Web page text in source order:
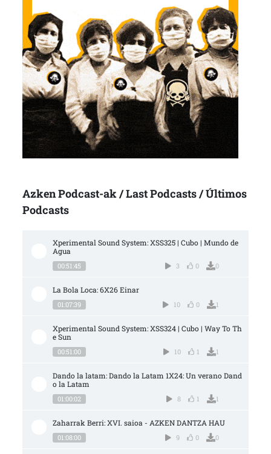
Azken Podcast-ak / Last Podcasts / Últimos
Podcasts
Xperimental Sound System: XSS325 | Cubo | Mundo de
Agua
00:51:45 3 0 0
La Bola Loca: 6X26 Einar
01:07:39 10 0 1
Xperimental Sound System: XSS324 | Cubo | Way To Th
e Sun
00:51:00 10 1 1
Dando la latam: Dando la Latam 1X24: Un verano Dand
o la Latam
01:00:02 8 1 1
Zaharrak Berri: XVI. saioa - AZKEN DANTZA HAU
01:08:00 9 0 0